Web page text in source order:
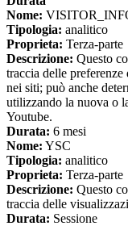
Nome:
Tipologia: analitico
Proprieta: Terza-parte
Descrizione: Questo
traccia delle
nei siti; può anche
utilizzando la nuova o
Youtube.
Durata: 6 mesi
Nome: YSC
Tipologia: analitico
Proprieta: Terza-parte
Descrizione: Questo
traccia delle
Durata: Sessione